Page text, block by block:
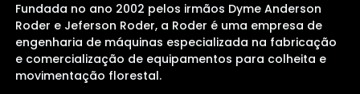
Fundada no ano 2002 pelos irmãos Dyme Anderson
Roder e Jeferson Roder, a Roder é uma empresa de
engenharia de máquinas especializada na fabricação
e comercialização de equipamentos para colheita e
movimentação florestal.